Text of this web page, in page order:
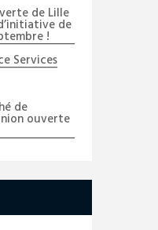
de Lille
de
!
Services
de
ouverte